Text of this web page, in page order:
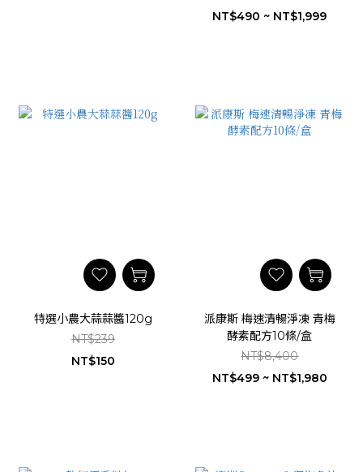
NT$490 ~ NT$1,999
特選小農大蒜蒜醬120g
NT$239
NT$150
派康斯 梅速清暢淨凍 青梅
酵素配方10條/盒
NT$8,400
NT$499 ~ NT$1,980